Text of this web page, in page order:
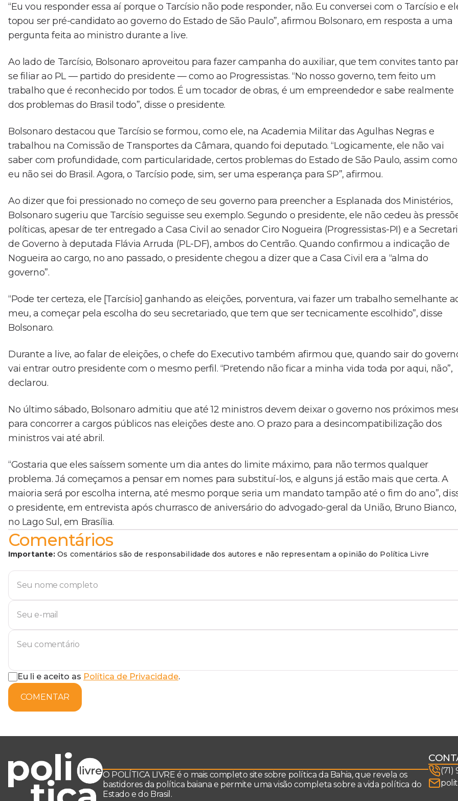
“Eu vou responder essa aí porque o Tarcísio não pode responder, não. Eu conversei com o Tarcísio e
topou ser pré-candidato ao governo do Estado de São Paulo”, afirmou Bolsonaro, em resposta a uma
pergunta feita ao ministro durante a live.
Ao lado de Tarcísio, Bolsonaro aproveitou para fazer campanha do auxiliar, que tem convites tanto
se filiar ao PL — partido do presidente — como ao Progressistas. “No nosso governo, tem feito um
trabalho que é reconhecido por todos. É um tocador de obras, é um empreendedor e sabe realmente
dos problemas do Brasil todo”, disse o presidente.
Bolsonaro destacou que Tarcísio se formou, como ele, na Academia Militar das Agulhas Negras e
trabalhou na Comissão de Transportes da Câmara, quando foi deputado. “Logicamente, ele não vai
saber com profundidade, com particularidade, certos problemas do Estado de São Paulo, assim como
eu não sei do Brasil. Agora, o Tarcísio pode, sim, ser uma esperança para SP”, afirmou.
Ao dizer que foi pressionado no começo de seu governo para preencher a Esplanada dos Ministérios,
Bolsonaro sugeriu que Tarcísio seguisse seu exemplo. Segundo o presidente, ele não cedeu às
políticas, apesar de ter entregado a Casa Civil ao senador Ciro Nogueira (Progressistas-PI) e a
de Governo à deputada Flávia Arruda (PL-DF), ambos do Centrão. Quando confirmou a indicação de
Nogueira ao cargo, no ano passado, o presidente chegou a dizer que a Casa Civil era a “alma do
governo”.
“Pode ter certeza, ele [Tarcísio] ganhando as eleições, porventura, vai fazer um trabalho semelhante
meu, a começar pela escolha do seu secretariado, que tem que ser tecnicamente escolhido”, disse
Bolsonaro.
Durante a live, ao falar de eleições, o chefe do Executivo também afirmou que, quando sair do
vai entrar outro presidente com o mesmo perfil. “Pretendo não ficar a minha vida toda por aqui, não”,
declarou.
No último sábado, Bolsonaro admitiu que até 12 ministros devem deixar o governo nos próximos
para concorrer a cargos públicos nas eleições deste ano. O prazo para a desincompatibilização dos
ministros vai até abril.
“Gostaria que eles saíssem somente um dia antes do limite máximo, para não termos qualquer
problema. Já começamos a pensar em nomes para substituí-los, e alguns já estão mais que certa. A
maioria será por escolha interna, até mesmo porque seria um mandato tampão até o fim do ano”,
o presidente, em entrevista após churrasco de aniversário do advogado-geral da União, Bruno Bianco,
no Lago Sul, em Brasília.
Comentários
Importante: Os comentários são de responsabilidade dos autores e não representam a opinião do Política Livre
Eu li e aceito as Política de Privacidade.
COMENTAR
O POLÍTICA LIVRE é o mais completo site sobre política da Bahia, que revela os
bastidores da política baiana e permite uma visão completa sobre a vida política do
Estado e do Brasil.
(71)